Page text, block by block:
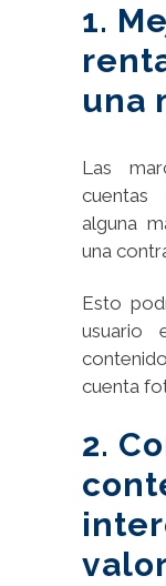
1.
una
Las
alguna
una
Esto
usuario
cuenta
2.